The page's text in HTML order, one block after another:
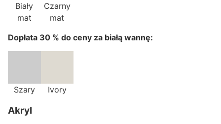
Biały
mat
Czarny
mat
Dopłata 30 % do ceny za białą wannę:
Szary Ivory
Akryl